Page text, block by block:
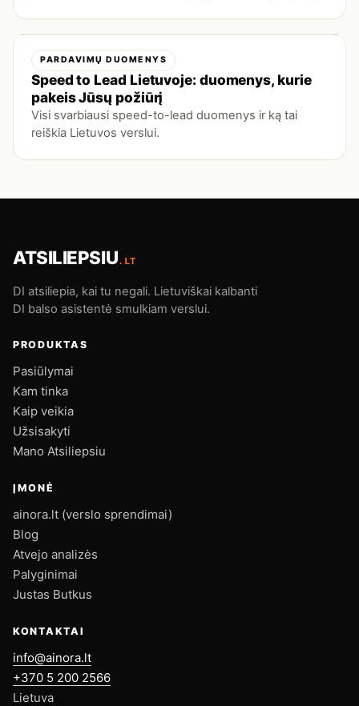
PARDAVIMŲ DUOMENYS
Speed to Lead Lietuvoje: duomenys, kurie
pakeis Jūsų požiūrį
Visi svarbiausi speed-to-lead duomenys ir ką tai
reiškia Lietuvos verslui.
ATSILIEPSIU.LT
DI atsiliepia, kai tu negali. Lietuviškai kalbanti
DI balso asistentė smulkiam verslui.
PRODUKTAS
Pasiūlymai
Kam tinka
Kaip veikia
Užsisakyti
Mano Atsiliepsiu
ĮMONĖ
ainora.lt (verslo sprendimai)
Blog
Atvejo analizės
Palyginimai
Justas Butkus
KONTAKTAI
info@ainora.lt
+370 5 200 2566
Lietuva